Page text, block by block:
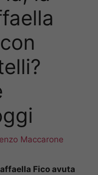
Maccarone
Fico avuta